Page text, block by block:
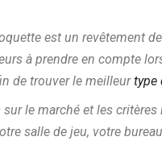
est un revêtement
à prendre en compte
de trouver le meilleurtype
le marché et les
salle de jeu, votre